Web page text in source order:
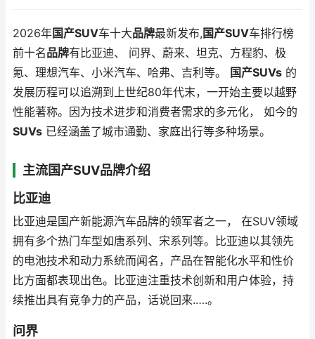
2026年国产SUV车十大品牌最新发布, 国产SUV车排行榜
前十名品牌有比亚迪、 问界、蔚来、坦克、方程豹、极
氪、理想汽车、小米汽车、哈弗、吉利等。
国产SUVs 的
发展历程可以追溯到上世纪80年代末，一开始主要以越野
性能著称。因为技术进步和消费者需求的多元化， 如今的
SUVs 已经涵盖了城市通勤、家庭出行等多种场景。
主流国产SUV品牌介绍
比亚迪
比亚迪是国产新能源汽车品牌的领军者之一， 在SUV领域
拥有多个热门车型如唐系列、宋系列等。比亚迪以其领先
的电池技术和动力系统而闻名，产品在智能化水平和性价
比方面都表现出色。比亚迪注重技术创新和用户体验，持
续推出具有竞争力的产品，话说回来.….。
问界